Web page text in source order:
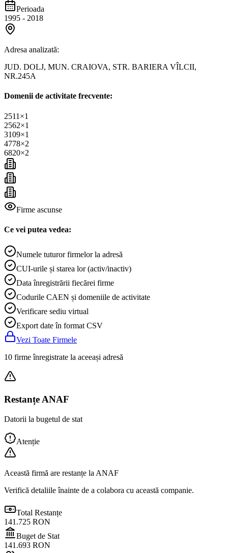
Perioada
1995 - 2018
Adresa analizată:
JUD. DOLJ, MUN. CRAIOVA, STR. BARIERA VÎLCII,
NR.245A
Domenii de activitate frecvente:
2511 ×1
2562×1
3109×1
4778×2
6820×2
Firme ascunse
Ce vei putea vedea:
Numele tuturor firmelor la adresă
CUI-urile și starea lor (activ/inactiv)
Data înregistrării fiecărei firme
Codurile CAEN și domeniile de activitate
Verificare sediu virtual
Export date în format CSV
Vezi Toate Firmele
10 firme înregistrate la aceeași adresă
Restanțe ANAF
Datorii la bugetul de stat
Atenție
Această firmă are restanțe la ANAF
Verifică detaliile înainte de a colabora cu această companie.
Total Restanțe
141.725 RON
Buget de Stat
141.693 RON